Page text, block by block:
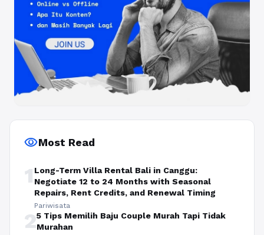
visibilityMost Read
1 Long-Term Villa Rental Bali in Canggu:
Negotiate 12 to 24 Months with Seasonal
Repairs, Rent Credits, and Renewal Timing
Pariwisata
25 Tips Memilih Baju Couple Murah Tapi Tidak
Murahan